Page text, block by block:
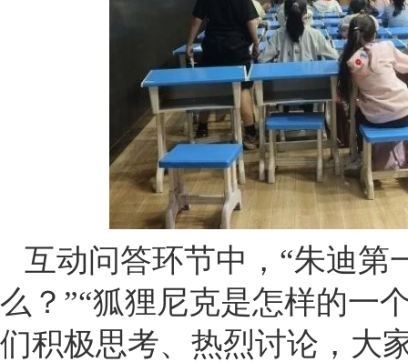
互动问答环节中，“朱迪第
么？”“狐狸尼克是怎样的一
们积极思考、热烈讨论，大